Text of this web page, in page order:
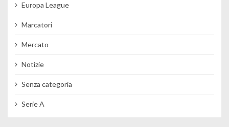
Europa League
Marcatori
Mercato
Notizie
Senza categoria
Serie A